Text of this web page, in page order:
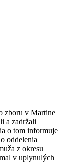
zboru v Martine
a zadržali
o tom informuje
oddelenia
z okresu
v uplynulých